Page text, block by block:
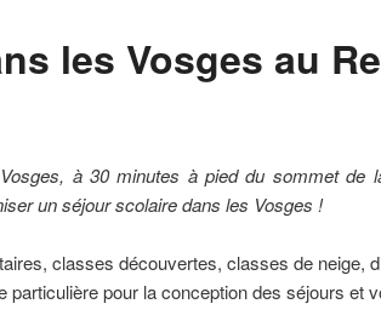
les Vosges au
à 30 minutes à pied du sommet de
un séjour scolaire dans les Vosges !
classes découvertes, classes de neige,
pour la conception des séjours et